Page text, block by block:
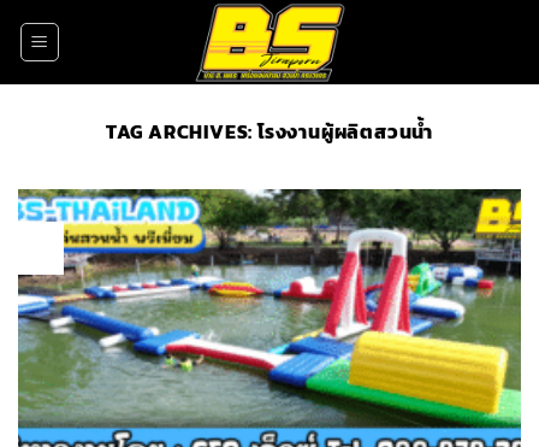
TAG ARCHIVES:โรงงานผู้ผลิตสวนน้ำ